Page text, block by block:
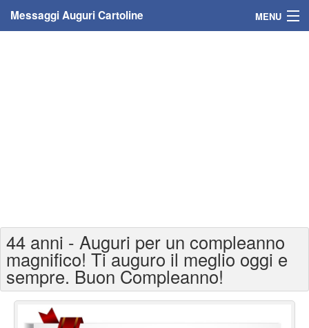
Messaggi Auguri Cartoline MENU
Cartoline auguri anni
Cartoline giorni anno
Cartoline giorni settimana
44 anni - Auguri per un compleanno
magnifico! Ti auguro il meglio oggi e
sempre. Buon Compleanno!